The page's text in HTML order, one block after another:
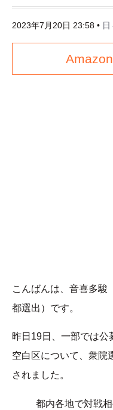
2023年7月20日 23:58 •
こんばんは、音喜多駿
都選出）です。
昨日19日、一部では公
空白区について、衆院
されました。
都内各地で対戦